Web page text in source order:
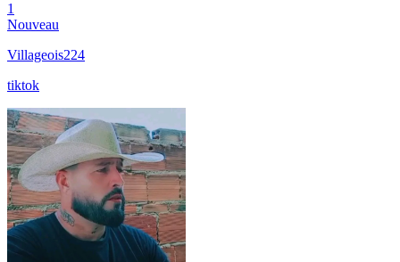
1
Nouveau
Villageois224
tiktok